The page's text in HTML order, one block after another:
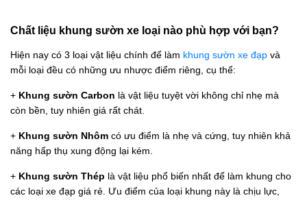
Chất liệu khung sườn xe loại nào phù hợp với bạn?
Hiện nay có 3 loại vật liệu chính để làm khung sườn xe đạp và
mỗi loại đều có những ưu nhược điểm riêng, cụ thể:
+ Khung sườn Carbon là vật liệu tuyệt vời không chỉ nhẹ mà
còn bền, tuy nhiên giá rất chát.
+ Khung sườn Nhôm có ưu điểm là nhẹ và cứng, tuy nhiên khả
năng hấp thụ xung động lại kém.
+ Khung sườn Thép là vật liệu phổ biến nhất để làm khung cho
các loại xe đạp giá rẻ. Ưu điểm của loại khung này là chịu lực,